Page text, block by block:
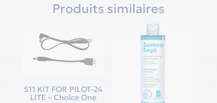
Produits similaires
S11 KIT FOR PILOT-24
LITE – Choice One